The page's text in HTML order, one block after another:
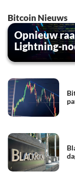
Bitcoin Nieuws
Opnieuw
Lightning-